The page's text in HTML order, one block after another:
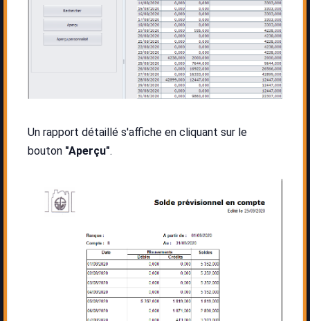
Un rapport détaillé s'affiche en cliquant sur le
bouton "Aperçu".